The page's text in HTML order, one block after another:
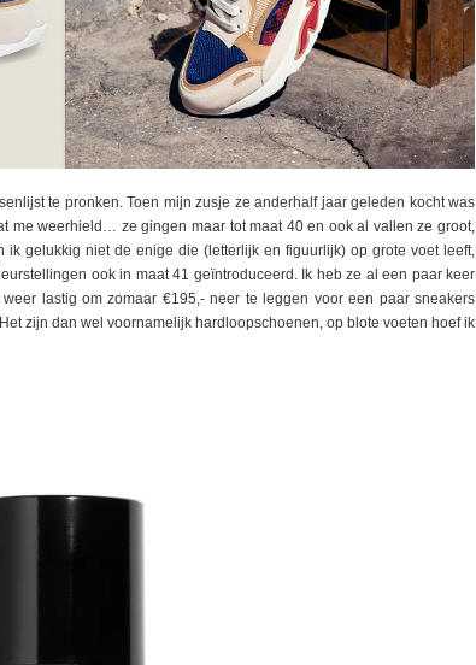
te pronken. Toen mijn zusje ze anderhalf jaar geleden kocht was
me weerhield… ze gingen maar tot maat 40 en ook al vallen ze groot,
gelukkig niet de enige die (letterlijk en figuurlijk) op grote voet leeft,
ook in maat 41 geïntroduceerd. Ik heb ze al een paar keer
lastig om zomaar €195,- neer te leggen voor een paar sneakers
zijn dan wel voornamelijk hardloopschoenen, op blote voeten hoef ik